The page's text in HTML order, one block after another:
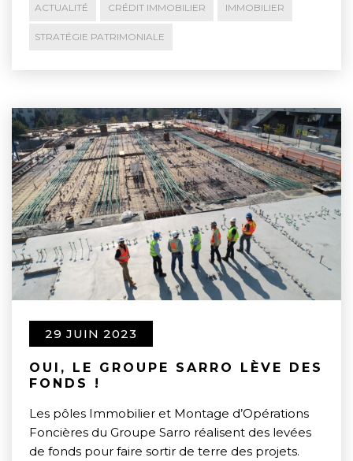
ACTUALITÉ CRÉDIT IMMOBILIER IMMOBILIER
STRATÉGIE PATRIMONIALE
29 JUIN 2023
OUI, LE GROUPE SARRO LÈVE DES
FONDS !
Les pôles Immobilier et Montage d’Opérations
Foncières du Groupe Sarro réalisent des levées
de fonds pour faire sortir de terre des projets.